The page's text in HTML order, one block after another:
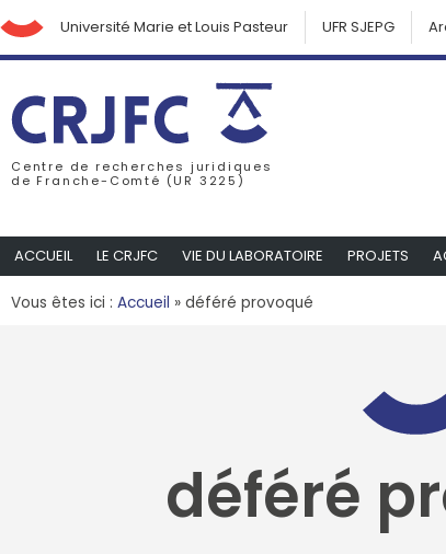
Université Marie et Louis Pasteur UFR SJEPG
Centre de recherches juridiques
de Franche-Comté (UR 3225)
ACCUEIL LE CRJFC VIE DU LABORATOIRE PROJETS
Vous êtes ici : Accueil » déféré provoqué
déféré